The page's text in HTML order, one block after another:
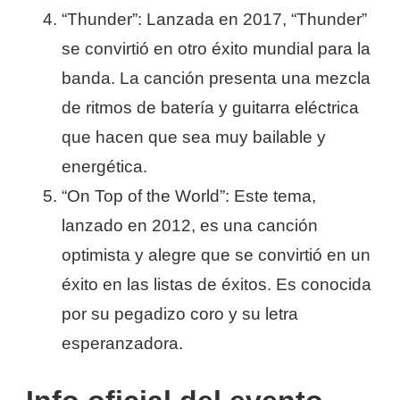
“Thunder”: Lanzada en 2017, “Thunder”
se convirtió en otro éxito mundial para la
banda. La canción presenta una mezcla
de ritmos de batería y guitarra eléctrica
que hacen que sea muy bailable y
energética.
“On Top of the World”: Este tema,
lanzado en 2012, es una canción
optimista y alegre que se convirtió en un
éxito en las listas de éxitos. Es conocida
por su pegadizo coro y su letra
esperanzadora.